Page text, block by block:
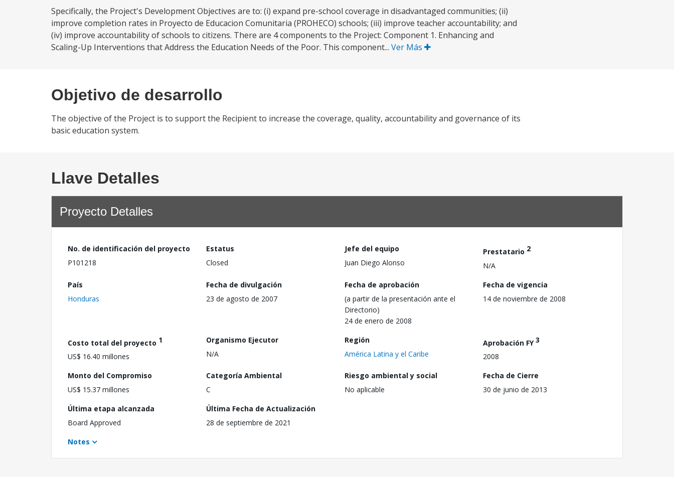
Specifically, the Project's Development Objectives are to: (i) expand pre-school coverage in disadvantaged communities; (ii)
improve completion rates in Proyecto de Educacion Comunitaria (PROHECO) schools; (iii) improve teacher accountability; and
(iv) improve accountability of schools to citizens. There are 4 components to the Project: Component 1. Enhancing and
Scaling-Up Interventions that Address the Education Needs of the Poor. This component... Ver Más
Objetivo de desarrollo
The objective of the Project is to support the Recipient to increase the coverage, quality, accountability and governance of its
basic education system.
Llave Detalles
Proyecto Detalles
No. de identificación del proyecto
P101218
Estatus
Closed
Jefe del equipo
Juan Diego Alonso
Prestatario 2
N/A
País
Honduras
Fecha de divulgación
23 de agosto de 2007
Fecha de aprobación
(a partir de la presentación ante el
Directorio)
24 de enero de 2008
Fecha de vigencia
14 de noviembre de 2008
Costo total del proyecto 1
US$ 16.40 millones
Organismo Ejecutor
N/A
Región
América Latina y el Caribe
Aprobación FY3
2008
Monto del Compromiso
US$ 15.37 millones
Categoría Ambiental
C
Riesgo ambiental y social
No aplicable
Fecha de Cierre
30 de junio de 2013
Última etapa alcanzada
Board Approved
Última Fecha de Actualización
28 de septiembre de 2021
Notes